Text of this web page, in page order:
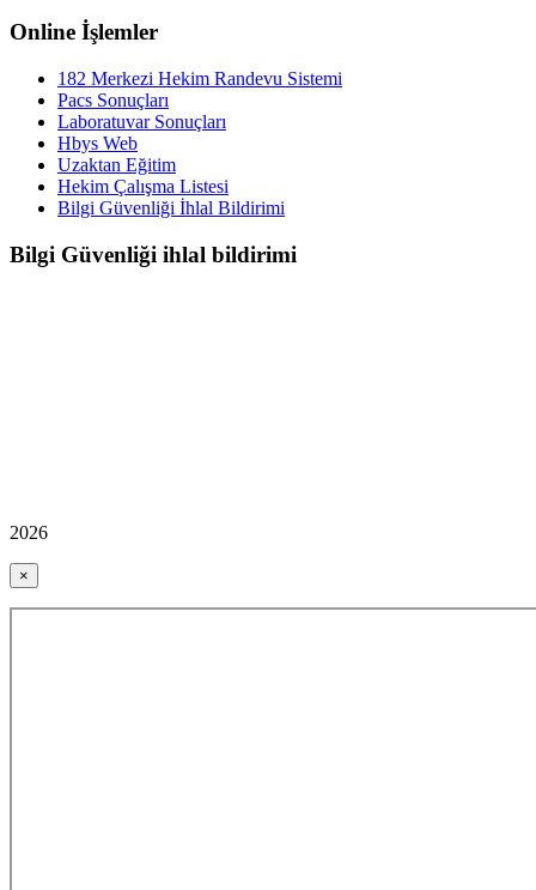
Online İşlemler
182 Merkezi Hekim Randevu Sistemi
Pacs Sonuçları
Laboratuvar Sonuçları
Hbys Web
Uzaktan Eğitim
Hekim Çalışma Listesi
Bilgi Güvenliği İhlal Bildirimi
Bilgi Güvenliği ihlal bildirimi
2026
×